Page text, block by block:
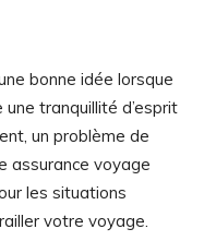
bonne idée lorsque
une tranquillité d’esprit
un problème de
assurance voyage
les situations
votre voyage.